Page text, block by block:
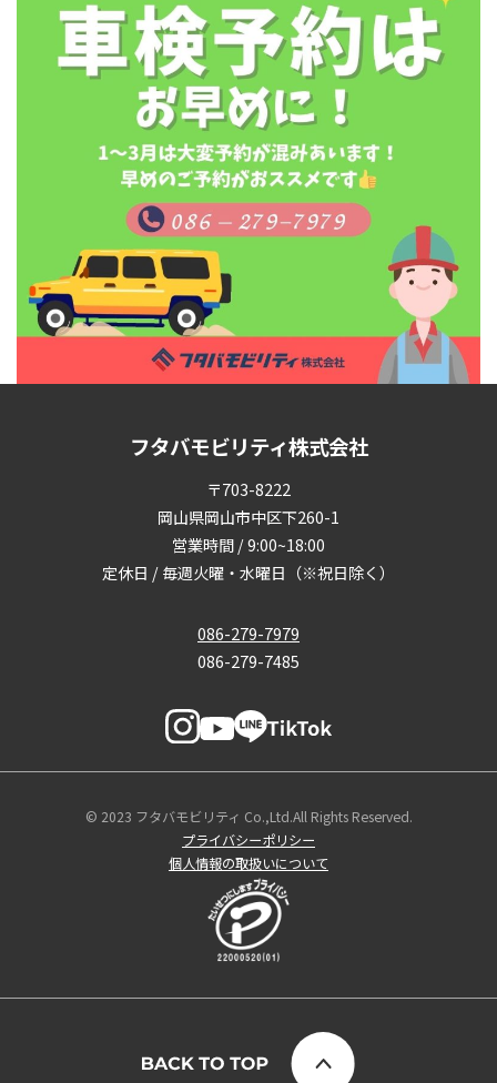
フタバモビリティ株式会社
〒703-8222
岡山県岡山市中区下260-1
営業時間 / 9:00~18:00
定休日 / 毎週火曜・水曜日（※祝日除く）
086-279-7979
086-279-7485
© 2023 フタバモビリティ Co.,Ltd.All Rights Reserved.
プライバシーポリシー
個人情報の取扱いについて